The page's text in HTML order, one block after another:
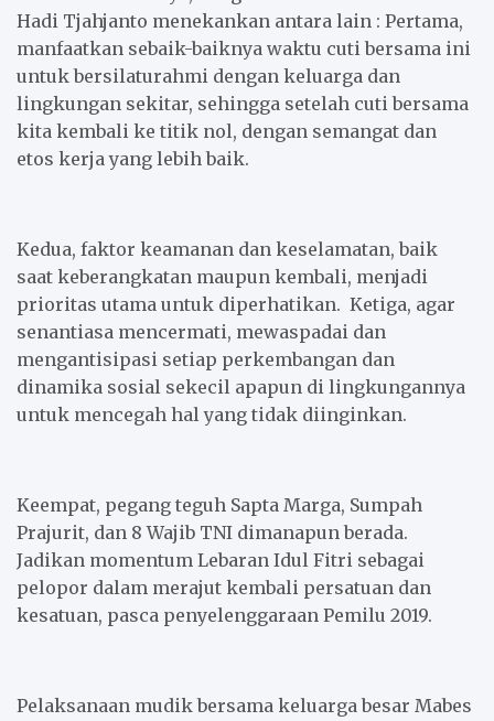
Hadi Tjahjanto menekankan antara lain : Pertama,
manfaatkan sebaik-baiknya waktu cuti bersama ini
untuk bersilaturahmi dengan keluarga dan
lingkungan sekitar, sehingga setelah cuti bersama
kita kembali ke titik nol, dengan semangat dan
etos kerja yang lebih baik.
Kedua, faktor keamanan dan keselamatan, baik
saat keberangkatan maupun kembali, menjadi
prioritas utama untuk diperhatikan. Ketiga, agar
senantiasa mencermati, mewaspadai dan
mengantisipasi setiap perkembangan dan
dinamika sosial sekecil apapun di lingkungannya
untuk mencegah hal yang tidak diinginkan.
Keempat, pegang teguh Sapta Marga, Sumpah
Prajurit, dan 8 Wajib TNI dimanapun berada.
Jadikan momentum Lebaran Idul Fitri sebagai
pelopor dalam merajut kembali persatuan dan
kesatuan, pasca penyelenggaraan Pemilu 2019.
Pelaksanaan mudik bersama keluarga besar Mabes